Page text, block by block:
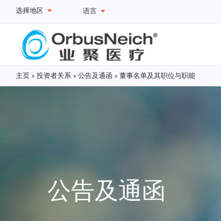
选择地区 语言
主页 » 投资者关系 » 公告及通函 » 董事名单及其职位与职能
公告及通函